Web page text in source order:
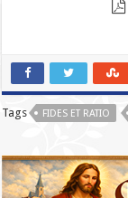
Tags FIDES ET RATIO